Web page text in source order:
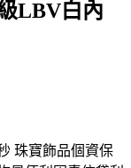
LBV白內
珠寶飾品個資保